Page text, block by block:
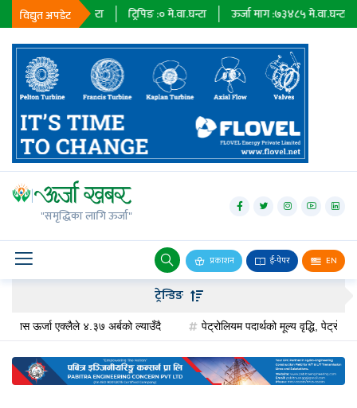
विद्युत अपडेट
मे.वा.घन्टा ट्रिपिङ : मे.वा.घन्टा ऊर्जा माग :७३४८५मे.वा.घन्टा
"समृद्धिका लागि ऊर्जा"
प्रकाशन ई-पेपर EN
जलविद्युत्
सोलार
वायु
बायोग्यास
पेट्रोलियम
अन्तर्राष्ट्रिय
ट्रेन्डिङ
एक्लैले ४.३७ अर्बको ल्याउँदै पेट्रोलियम पदार्थको मूल्य वृद्धि, पेट्रोलमा ३ र